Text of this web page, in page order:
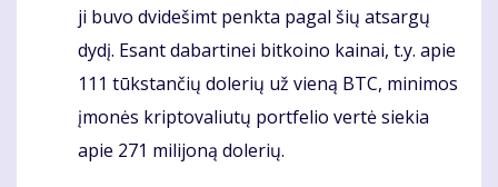
ji buvo dvidešimt penkta pagal šių atsargų
dydį. Esant dabartinei bitkoino kainai, t.y. apie
111 tūkstančių dolerių už vieną BTC, minimos
įmonės kriptovaliutų portfelio vertė siekia
apie 271 milijoną dolerių.